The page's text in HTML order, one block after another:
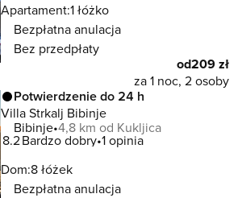
Apartament:1 łóżko
Bezpłatna anulacja
Bez przedpłaty
od209 zł
za 1 noc, 2 osoby
Potwierdzenie do 24 h
Villa Strkalj Bibinje
Bibinje 4,8 km od Kukljica
8.2Bardzo dobry 1 opinia
Dom:8 łóżek
Bezpłatna anulacja